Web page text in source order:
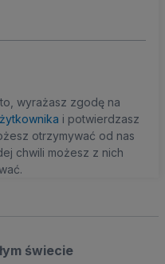
wyrażasz zgodę na
i potwierdzasz
otrzymywać od nas
chwili możesz z nich
świecie